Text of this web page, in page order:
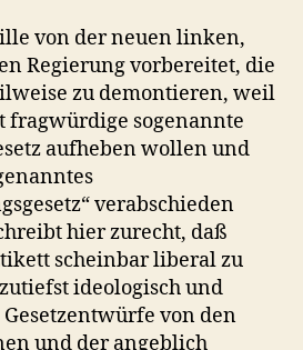
von der neuen linken,
Regierung vorbereitet, die
zu demontieren, weil
fragwürdige sogenannte
aufheben wollen und
verabschieden
hier zurecht, daß
scheinbar liberal zu
ideologisch und
von den
und der angeblich